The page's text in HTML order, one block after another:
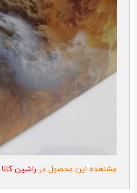
مشاهده این محصول در راشین کالا